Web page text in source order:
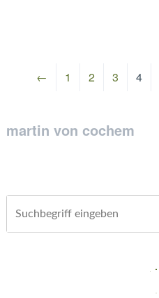
← 1 2 3 4
martin von cochem